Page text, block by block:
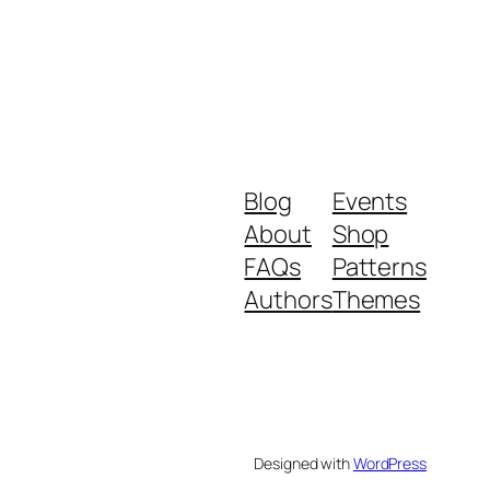
Blog
About
FAQs
Authors
Events
Shop
Patterns
Themes
Designed withWordPress